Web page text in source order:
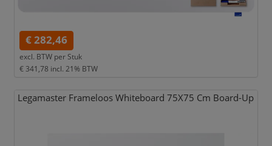
€ 282,46
excl. BTW per Stuk
€ 341,78 incl. 21% BTW
Legamaster Frameloos Whiteboard 75X75 Cm Board-Up